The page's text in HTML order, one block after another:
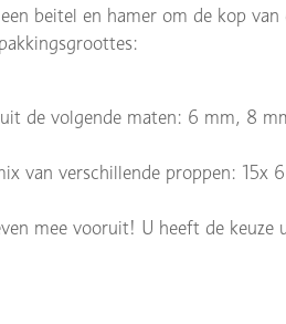
beitel en hamer om de kop van
de volgende maten: 6 mm, 8
van verschillende proppen: 15x
mee vooruit! U heeft de keuze